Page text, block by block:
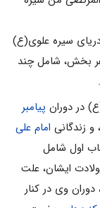
دریاى سیره علوى(ع)
بخش، شامل چند
در دوران پیامبر
زندگانى امام علی‌
اول شامل
ایشان، علت
وى در کنار